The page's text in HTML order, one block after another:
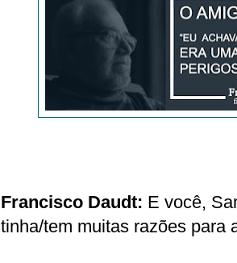
Francisco Daudt: E você,
tinha/tem muitas razões para